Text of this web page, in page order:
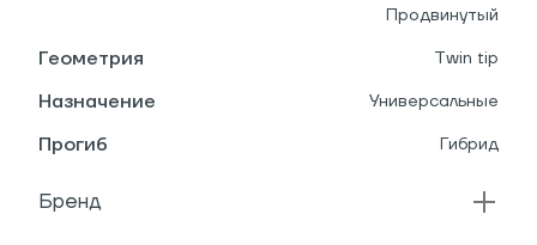
Продвинутый
Геометрия Twin tip
Назначение Универсальные
Прогиб Гибрид
Бренд